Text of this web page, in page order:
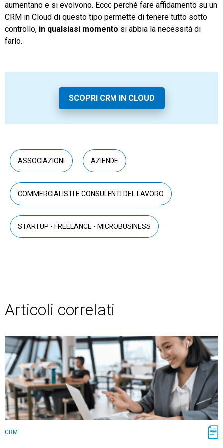
aumentano e si evolvono. Ecco perché fare affidamento su un
CRM in Cloud di questo tipo permette di tenere tutto sotto
controllo, in qualsiasi momento si abbia la necessità di
farlo.
SCOPRI CRM IN CLOUD
ASSOCIAZIONI AZIENDE
COMMERCIALISTI E CONSULENTI DEL LAVORO
STARTUP - FREELANCE - MICROBUSINESS
Articoli correlati
CRM